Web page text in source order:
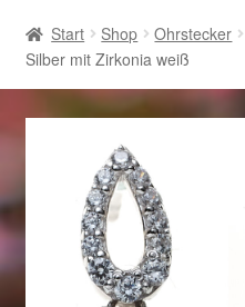
AGB
Beispiel-Seite
Datenschutz
Geschenke zu Ostern 2023
Geschenke zu Ostern 2024
Start Shop Ohrstecker
Silber mit Zirkonia weiß